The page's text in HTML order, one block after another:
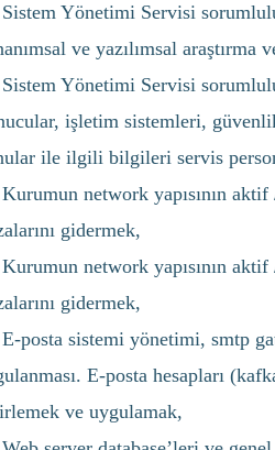
Yönetimi Servisi
ve yazılımsal araştırma
Yönetimi Servisi
işletim sistemleri,
ile ilgili bilgileri servis
network yapısının aktif
gidermek,
network yapısının aktif
gidermek,
posta sistemi yönetimi, smtp
E-posta hesapları
ve uygulamak,